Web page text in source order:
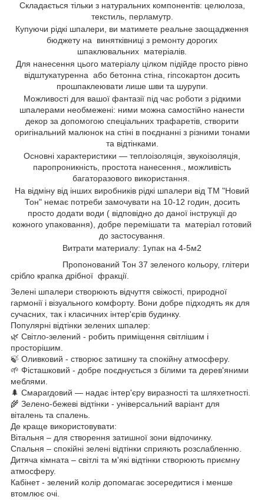
Складається тільки з натуральних компонентів: целюлоза,
текстиль, перламутр.
Купуючи рідкі шпалери, ви матимете реальне заощадження
бюджету на винятківниці з ремонту дорогих
шпаклювальних матеріалів.
Для нанесення цього матеріалу цілком підійде просто рівно
відштукатуренна або бетонна стіна, гіпсокартон досить
прошпаклеювати лише шви та шурупи.
Можливості для вашої фантазії під час роботи з рідкими
шпалерами необмежені: ними можна самостійно нанести
декор за допомогою спеціальних трафаретів, створити
оригінальний малюнок на стіні в поєднанні з різними тонами
та відтінками.
Основні характеристики — теплоізоляція, звукоізоляція,
паропроникність, простота нанесення., можливість
багаторазового використання.
На відміну від інших виробників рідкі шпалери від ТМ "Новий
Тон" немає потреби замочувати на 10-12 годин, досить
просто додати води ( відповідно до даної інструкції до
кожного упаковання), добре перемішати та матеріал готовий
до застосування.
Витрати материалу: 1упак на 4-5м2
Пропонований Тон 37 зеленого кольору, глітери
срібло крапка дрібної фракції.
Зелені шпалери створюють відчуття свіжості, природної
гармонії і візуального комфорту. Вони добре підходять як для
сучасних, так і класичних інтер'єрів будинку.
Популярні відтінки зелених шпалер:
🌿 Світло-зелений - робить приміщення світлішим і
просторішим.
🍃 Оливковий - створює затишну та спокійну атмосферу.
🌱 Фісташковий - добре поєднується з білими та дерев'яними
меблями.
🌲 Смарагдовий — надає інтер'єру виразності та шляхетності.
🌾 Зелено-бежеві відтінки - універсальний варіант для
віталень та спалень.
Де краще використовувати:
Вітальня – для створення затишної зони відпочинку.
Спальня – спокійні зелені відтінки сприяють розслабленню.
Дитяча кімната – світлі та м'які відтінки створюють приємну
атмосферу.
Кабінет - зелений колір допомагає зосередитися і менше
втомлює очі.